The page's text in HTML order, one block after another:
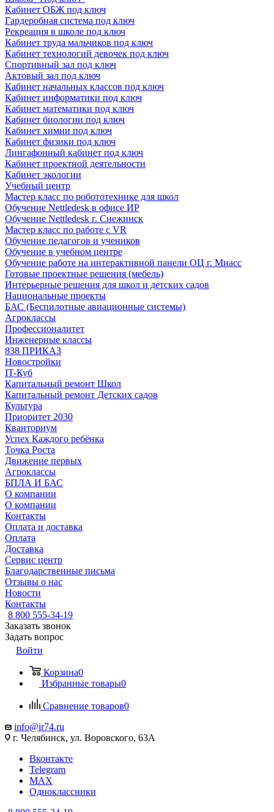
Кабинет ОБЖ под ключ
Гардеробная система под ключ
Рекреация в школе под ключ
Кабинет труда мальчиков под ключ
Кабинет технологий девочек под ключ
Спортивный зал под ключ
Актовый зал под ключ
Кабинет начальных классов под ключ
Кабинет информатики под ключ
Кабинет математики под ключ
Кабинет биологии под ключ
Кабинет химии под ключ
Кабинет физики под ключ
Лингафонный кабинет под ключ
Кабинет проектной деятельности
Кабинет экологии
Учебный центр
Мастер класс по робототехнике для школ
Обучение Nettledesk в офисе ИР
Обучение Nettledesk г. Снежинск
Мастер класс по работе с VR
Обучение педагогов и учеников
Обучение в учебном центре
Обучение работе на интерактивной панели ОЦ г. Миасс
Готовые проектные решения (мебель)
Интерьерные решения для школ и детских садов
Национальные проекты
БАС (Беспилотные авиационные системы)
Агроклассы
Профессионалитет
Инженерные классы
838 ПРИКАЗ
Новостройки
IT-Куб
Капитальный ремонт Школ
Капитальный ремонт Детских садов
Культура
Приоритет 2030
Кванториум
Успех Каждого ребёнка
Точка Роста
Движение первых
Агроклассы
БПЛА И БАС
О компании
О компании
Контакты
Оплата и доставка
Оплата
Доставка
Сервис центр
Благодарственные письма
Отзывы о нас
Новости
Контакты
8 800 555-34-19
Заказать звонок
Задать вопрос
Войти
Корзина0
Избранные товары0
Сравнение товаров0
info@ir74.ru
г. Челябинск, ул. Воровского, 63А
Вконтакте
Telegram
MAX
Одноклассники